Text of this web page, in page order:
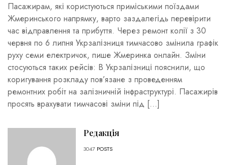
Пасажирам, які користуються приміськими поїздами
Жмеринського напрямку, варто заздалегідь перевірити
час відправлення та прибуття. Через ремонт колії з 30
червня по 6 липня Укрзалізниця тимчасово змінила графік
руху семи електричок, пише Жмеринка онлайн. Зміни
стосуються таких рейсів: В Укрзалізниці пояснили, що
коригування розкладу пов’язане з проведенням
ремонтних робіт на залізничній інфраструктурі. Пасажирів
просять врахувати тимчасові зміни під […]
Редакція
3047 POSTS